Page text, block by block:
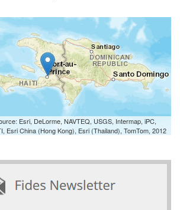
Esri, DeLorme, NAVTEQ, USGS, Intermap, iPC,
Esri China (Hong Kong), Esri (Thailand), TomTom, 2012